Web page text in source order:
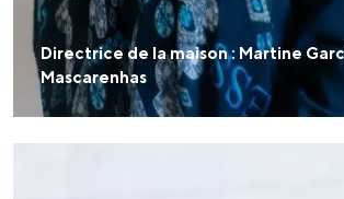
Directrice de la maison : Martine
Mascarenhas